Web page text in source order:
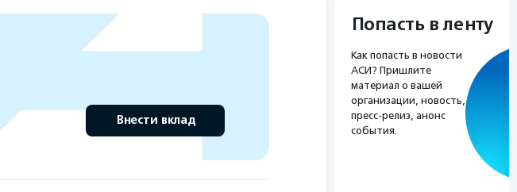
Внести вклад
Попасть в ленту
Как попасть в новости
АСИ? Пришлите
материал о вашей
организации, новость,
пресс-релиз, анонс
события.